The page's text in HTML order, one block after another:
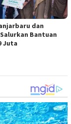
dan
Bantuan
Juta